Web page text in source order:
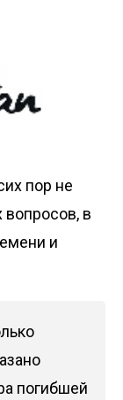
пор не
в
и
погибшей